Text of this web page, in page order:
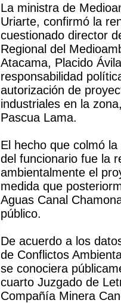
La ministra de
Uriarte, confirmó la
cuestionado director
Regional del
Atacama, Placido
responsabilidad
autorización de
industriales en la
Pascua Lama.
El hecho que colmó
del funcionario fue la
ambientalmente el
medida que
Aguas Canal
público.
De acuerdo a los
de Conflictos
se conociera
cuarto Juzgado de
Compañía Minera